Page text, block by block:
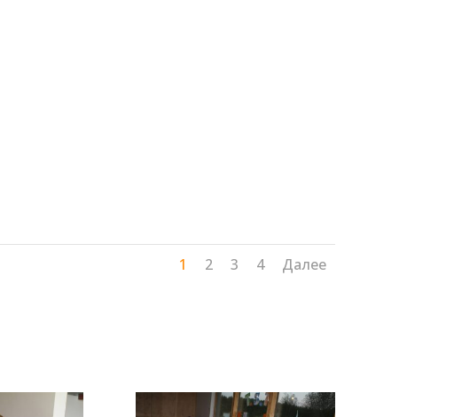
1 2 3 4 Далее